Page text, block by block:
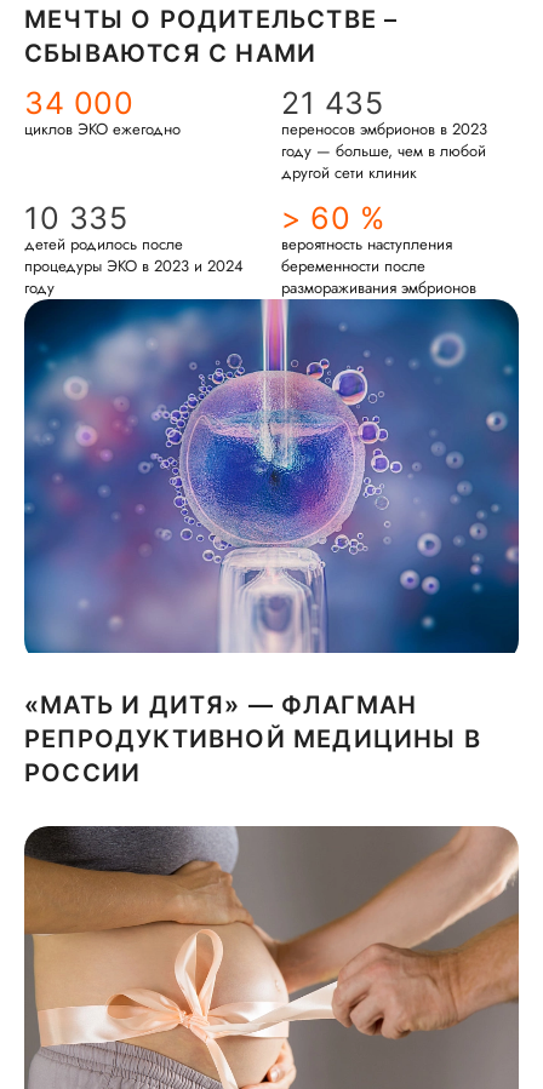
МЕЧТЫ О РОДИТЕЛЬСТВЕ –
СБЫВАЮТСЯ С НАМИ
34 000
циклов ЭКО ежегодно
21 435
переносов эмбрионов в 2023
году — больше, чем в любой
другой сети клиник
10 335
детей родилось после
процедуры ЭКО в 2023 и 2024
году
> 60 %
вероятность наступления
беременности после
размораживания эмбрионов
«МАТЬ И ДИТЯ» — ФЛАГМАН
РЕПРОДУКТИВНОЙ МЕДИЦИНЫ В
РОССИИ